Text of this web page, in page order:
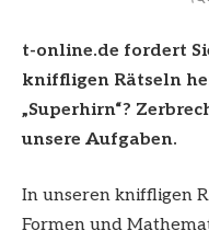
t-online.de fordert
kniffligen Rätseln
„Superhirn“?
unsere Aufgaben.
In unseren kniffligen
Formen und